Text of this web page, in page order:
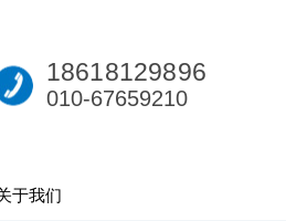
18618129896
010-67659210
于我们